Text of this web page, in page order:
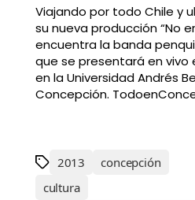
Viajando por todo Chile y
su nueva producción “No
encuentra la banda
que se presentará en vivo
en la Universidad Andrés
Concepción.
2013
concepción
cultura